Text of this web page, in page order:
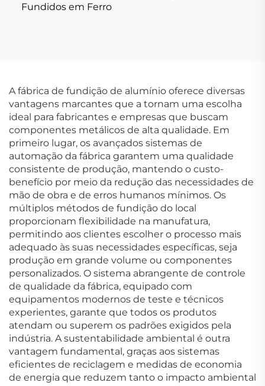
Fundidos em Ferro
A fábrica de fundição de alumínio oferece diversas
vantagens marcantes que a tornam uma escolha
ideal para fabricantes e empresas que buscam
componentes metálicos de alta qualidade. Em
primeiro lugar, os avançados sistemas de
automação da fábrica garantem uma qualidade
consistente de produção, mantendo o custo-
benefício por meio da redução das necessidades de
mão de obra e de erros humanos mínimos. Os
múltiplos métodos de fundição do local
proporcionam flexibilidade na manufatura,
permitindo aos clientes escolher o processo mais
adequado às suas necessidades específicas, seja
produção em grande volume ou componentes
personalizados. O sistema abrangente de controle
de qualidade da fábrica, equipado com
equipamentos modernos de teste e técnicos
experientes, garante que todos os produtos
atendam ou superem os padrões exigidos pela
indústria. A sustentabilidade ambiental é outra
vantagem fundamental, graças aos sistemas
eficientes de reciclagem e medidas de economia
de energia que reduzem tanto o impacto ambiental